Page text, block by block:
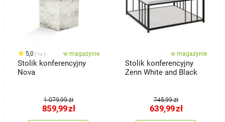
5,0 1x w magazynie
Stolik konferencyjny
Nova
1 079,99 zł
859,99zł
w magazynie
Stolik konferencyjny
Zenn White and Black
745,99 zł
639,99zł